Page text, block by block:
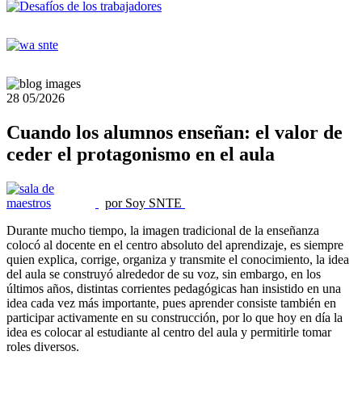
28 05/2026
Cuando los alumnos enseñan: el valor de
ceder el protagonismo en el aula
por Soy SNTE
Durante mucho tiempo, la imagen tradicional de la enseñanza
colocó al docente en el centro absoluto del aprendizaje, es siempre
quien explica, corrige, organiza y transmite el conocimiento, la idea
del aula se construyó alrededor de su voz, sin embargo, en los
últimos años, distintas corrientes pedagógicas han insistido en una
idea cada vez más importante, pues aprender consiste también en
participar activamente en su construcción, por lo que hoy en día la
idea es colocar al estudiante al centro del aula y permitirle tomar
roles diversos.